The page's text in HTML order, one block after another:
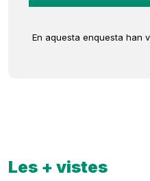
En aquesta enquesta han
Les + vistes